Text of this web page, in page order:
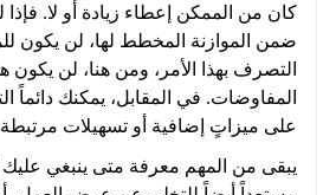
كان من الممكن إعطاء زيادة أو لا. فإذا
ضمن الموازنة المخطط لها، لن يكون
التصرف بهذا الأمر، ومن هنا، لن
المفاوضات. في المقابل، يمكنك دائماً
على ميزاتٍ إضافية أو تسهيلات مرتبطة
يبقى من المهم معرفة متى ينبغي عليك